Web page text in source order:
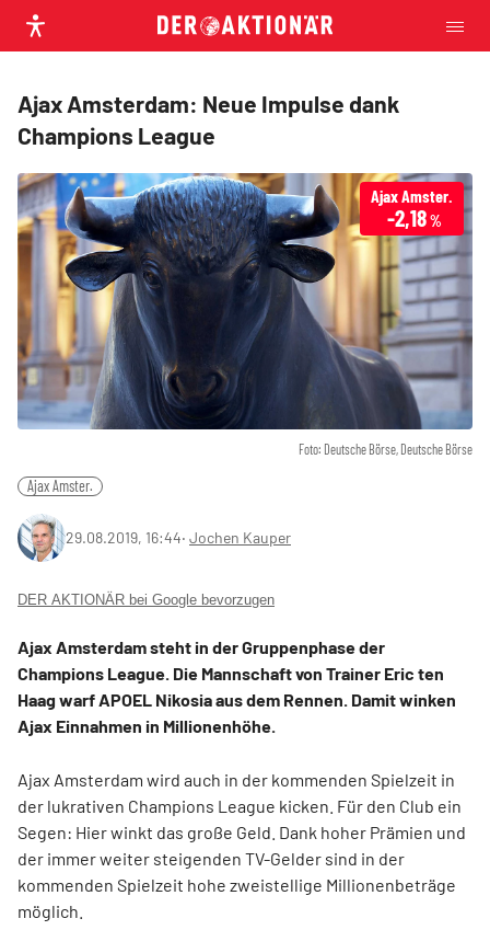
Ajax Amsterdam: Neue Impulse dank
Champions League
Foto: Deutsche Börse, Deutsche Börse
Ajax Amster.
-2,18 %
Ajax Amster.
29.08.2019, 16:44‧ Jochen Kauper
DER AKTIONÄR bei Google bevorzugen
Ajax Amsterdam steht in der Gruppenphase der
Champions League. Die Mannschaft von Trainer Eric ten
Haag warf APOEL Nikosia aus dem Rennen. Damit winken
Ajax Einnahmen in Millionenhöhe.
Ajax Amsterdam wird auch in der kommenden Spielzeit in
der lukrativen Champions League kicken. Für den Club ein
Segen: Hier winkt das große Geld. Dank hoher Prämien und
der immer weiter steigenden TV-Gelder sind in der
kommenden Spielzeit hohe zweistellige Millionenbeträge
möglich.